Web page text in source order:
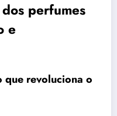
perfumes
e
que revoluciona o